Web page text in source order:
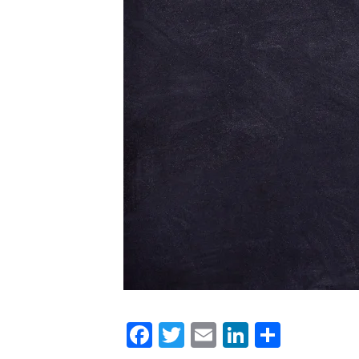
Facebook
Twitter
EmailLinkedIn